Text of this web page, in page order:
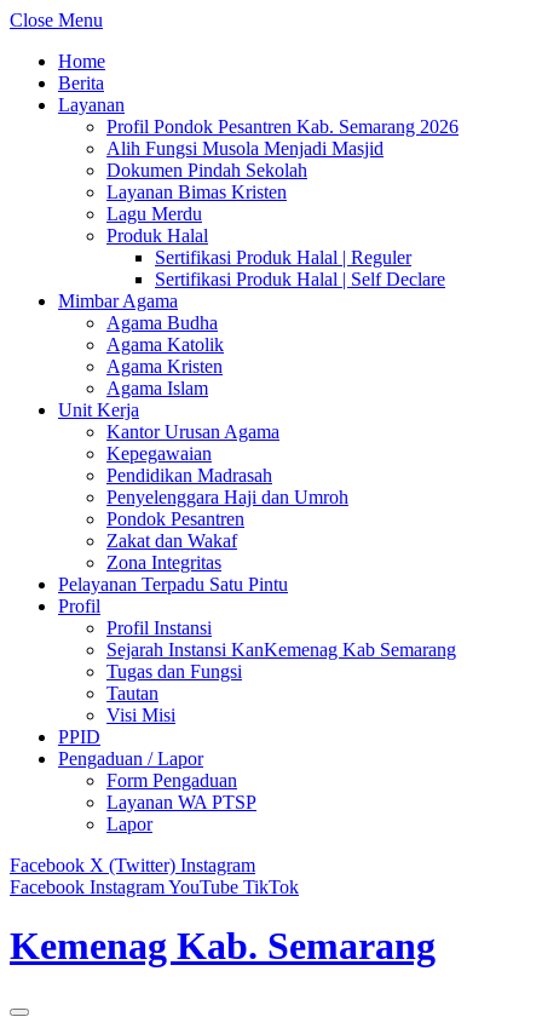
Close Menu
Home
Berita
Layanan
Profil Pondok Pesantren Kab. Semarang 2026
Alih Fungsi Musola Menjadi Masjid
Dokumen Pindah Sekolah
Layanan Bimas Kristen
Lagu Merdu
Produk Halal
Sertifikasi Produk Halal | Reguler
Sertifikasi Produk Halal | Self Declare
Mimbar Agama
Agama Budha
Agama Katolik
Agama Kristen
Agama Islam
Unit Kerja
Kantor Urusan Agama
Kepegawaian
Pendidikan Madrasah
Penyelenggara Haji dan Umroh
Pondok Pesantren
Zakat dan Wakaf
Zona Integritas
Pelayanan Terpadu Satu Pintu
Profil
Profil Instansi
Sejarah Instansi KanKemenag Kab Semarang
Tugas dan Fungsi
Tautan
Visi Misi
PPID
Pengaduan / Lapor
Form Pengaduan
Layanan WA PTSP
Lapor
Facebook X (Twitter) Instagram
Facebook InstagramYouTube TikTok
Kemenag Kab. Semarang